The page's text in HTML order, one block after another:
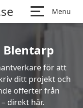
Menu
Blentarp
för att
ditt projekt och
offerter från
direkt här.